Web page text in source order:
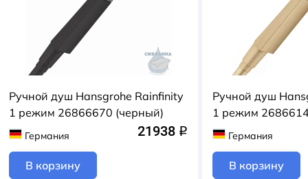
Ручной душ Hansgrohe Rainfinity
1 режим 26866670 (черный)
Германия 21938 q
В корзину
Ручной душ
1 режим
Германия
В корзину